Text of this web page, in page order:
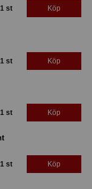
st Köp
st Köp
st Köp
st Köp